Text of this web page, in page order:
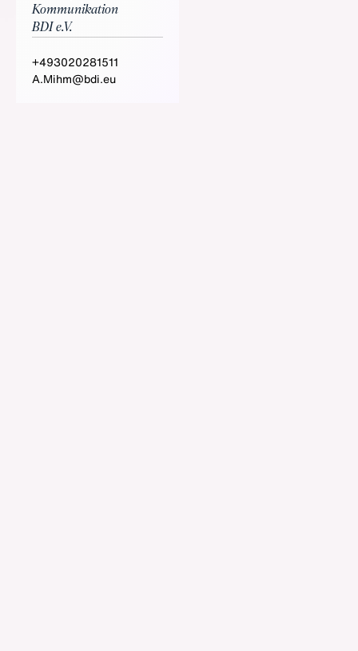
Kommunikation
BDI e.V.
+493020281511
A.Mihm@bdi.eu